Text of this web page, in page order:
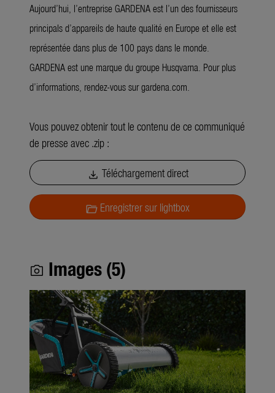
Aujourd’hui, l’entreprise GARDENA est l’un des fournisseurs
principals d’appareils de haute qualité en Europe et elle est
représentée dans plus de 100 pays dans le monde.
GARDENA est une marque du groupe Husqvarna. Pour plus
d’informations, rendez-vous sur gardena.com.
Vous pouvez obtenir tout le contenu de ce communiqué
de presse avec .zip :
download Téléchargement direct
folder_open Enregistrer sur lightbox
photo_camera Images (5)